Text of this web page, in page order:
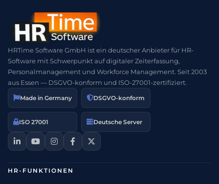
HRTime Software GmbH ist ein deutscher Anbieter für HR-
Software mit Schwerpunkt auf digitaler Zeiterfassung,
Personalmanagement und Workforce Management. Seit 2003
aus Essen — DSGVO-konform und ISO-27001-zertifiziert.
Made in Germany DSGVO-konform
ISO 27001 Deutsche Server
HR-FUNKTIONEN